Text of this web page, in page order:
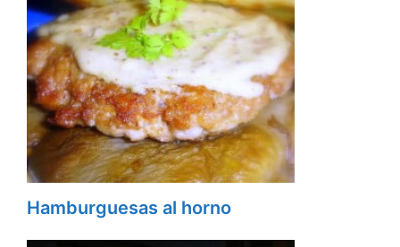
Hamburguesas al horno